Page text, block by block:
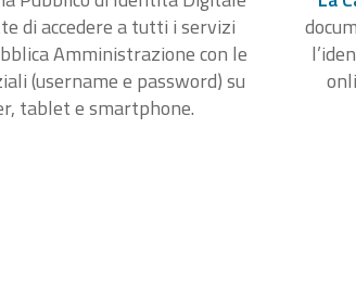
di accedere a tutti i servizi
Amministrazione con le
(username e password) su
tablet e smartphone.